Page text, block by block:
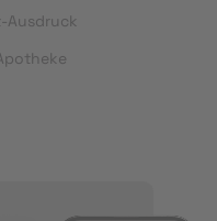
Ausdruck